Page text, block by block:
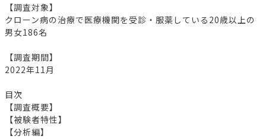
【調査対象】
クローン病の治療で医療機関を受診・服薬している20歳以上の
男女186名
【調査期間】
2022年11月
目次
【調査概要】
【被験者特性】
【分析編】